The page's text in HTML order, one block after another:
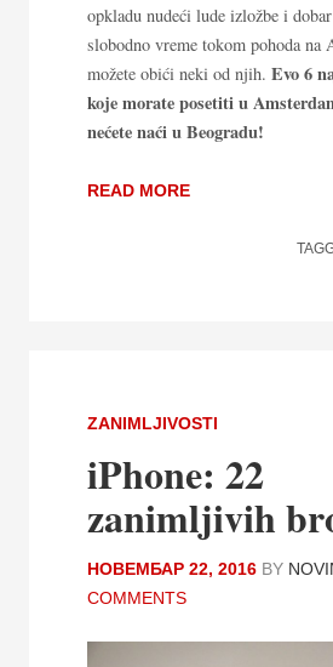
opkladu nudeći lude izložbe i
slobodno vreme tokom pohoda na
možete obići neki od njih. Evo 6
koje morate posetiti u
nećete naći u Beogradu!
READ MORE
ZANIMLJIVOSTI
iPhone: 22
zanimljivih
НОВЕМБАР 22, 2016 BY
COMMENTS